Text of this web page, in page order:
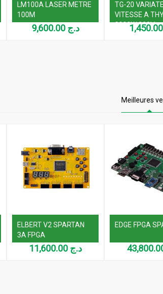
LM100A LASER METRE
100M
د.ج 9,600.00
TG-20
VITESSE A
3000W 800V
1,450.00
Meilleures
ELBERT V2 SPARTAN
3A FPGA
د.ج 11,600.00
EDGE FPGA